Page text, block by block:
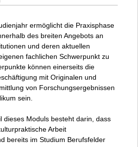
ermöglicht die Praxisphase
des breiten Angebots an
und deren aktuellen
fachlichen Schwerpunkt zu
können einerseits die
mit Originalen und
von Forschungsergebnissen
sein.
dieses Moduls besteht darin, dass
Arbeit
bereits im Studium Berufsfelder